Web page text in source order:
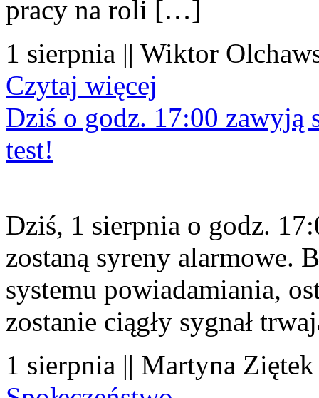
pracy na roli […]
1 sierpnia || Wiktor
Czytaj więcej
Dziś o godz. 17:00 zawyją
test!
Dziś, 1 sierpnia o godz.
zostaną syreny alarmowe.
systemu powiadamiania,
zostanie ciągły sygnał
1 sierpnia || Martyna